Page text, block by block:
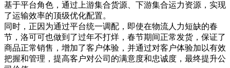
基于平台角色，通过上游集合货源、下游集合运力资源，实现
了运输效率的顶级优化配置。
同时，正因为通过平台统一调配，即使在物流人力短缺的春
节，洛可可也做到了过年不打烊，春节期间正常发货，保证了
商品正常销售，增加了客户体验，并通过对客户体验加以有效
把握和管理，提高客户对公司的满意度和忠诚度，最终提升公